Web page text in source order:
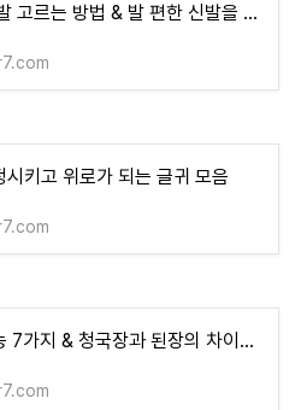
발 편한 신발 고르는 방법 & 발 편한 신발을 위한 관리법과 장기적인 착화감 유지 방법 & 발 형태
시키고 위로가 되는 글귀 모음
청국장 효능 7가지 & 청국장과 된장의 차이점 & 바실러스 서브틸리스균의 작용